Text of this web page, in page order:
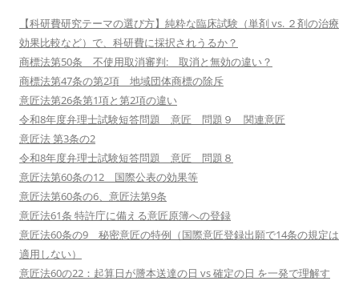
【科研費研究テーマの選び方】純粋な臨床試験（単剤 vs. ２剤の治療
効果比較など）で、科研費に採択されうるか？
商標法第50条 不使用取消審判: 取消と無効の違い？
商標法第47条の第2項 地域団体商標の除斥
意匠法第26条第1項と第2項の違い
令和8年度弁理士試験短答問題 意匠 問題９ 関連意匠
意匠法 第3条の2
令和8年度弁理士試験短答問題 意匠 問題８
意匠法第60条の12 国際公表の効果等
意匠法第60条の6、意匠法第9条
意匠法61条 特許庁に備える意匠原簿への登録
意匠法60条の9 秘密意匠の特例（国際意匠登録出願で14条の規定は
適用しない）
意匠法60の22：起算日が謄本送達の日 vs 確定の日 を一発で理解す